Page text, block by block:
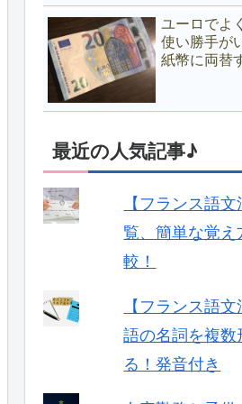
ユーロでよ
使い勝手が
紙幣に両替
最近の人気記事♪
【フランス語
覧、簡単な覚
較！
【フランス語
語の名詞を複
る！発音付き